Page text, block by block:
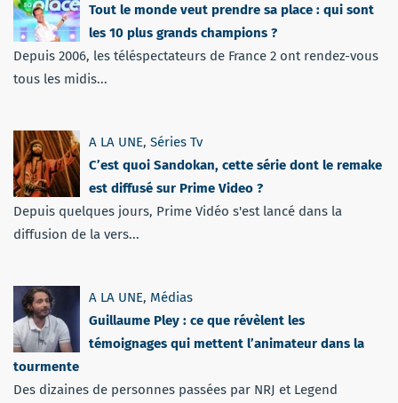
Tout le monde veut prendre sa place : qui sont
les 10 plus grands champions ?
Depuis 2006, les téléspectateurs de France 2 ont rendez-vous
tous les midis...
A LA UNE, Séries Tv
C’est quoi Sandokan, cette série dont le remake
est diffusé sur Prime Video ?
Depuis quelques jours, Prime Vidéo s'est lancé dans la
diffusion de la vers...
A LA UNE, Médias
Guillaume Pley : ce que révèlent les
témoignages qui mettent l’animateur dans la
tourmente
Des dizaines de personnes passées par NRJ et Legend